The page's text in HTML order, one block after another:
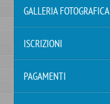
GALLERIA FOTOGRAFICA
ISCRIZIONI
PAGAMENTI